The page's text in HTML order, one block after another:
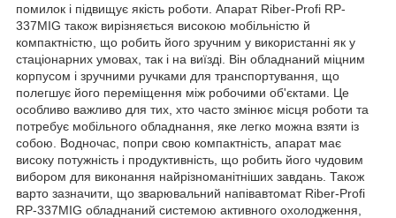
помилок і підвищує якість роботи. Апарат Riber-Profi RP-
337MIG також вирізняється високою мобільністю й
компактністю, що робить його зручним у використанні як у
стаціонарних умовах, так і на виїзді. Він обладнаний міцним
корпусом і зручними ручками для транспортування, що
полегшує його переміщення між робочими об'єктами. Це
особливо важливо для тих, хто часто змінює місця роботи та
потребує мобільного обладнання, яке легко можна взяти із
собою. Водночас, попри свою компактність, апарат має
високу потужність і продуктивність, що робить його чудовим
вибором для виконання найрізноманітніших завдань. Також
варто зазначити, що зварювальний напівавтомат Riber-Profi
RP-337MIG обладнаний системою активного охолодження,